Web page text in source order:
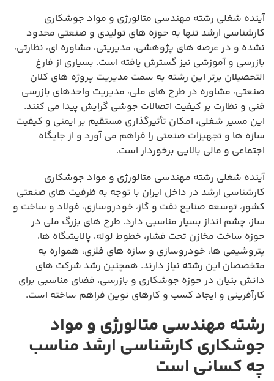
آینده شغلی رشته مهندسی متالورژی و مواد جوشکاری
کارشناسی ارشد تنها به حوزه های تولیدی و صنعتی محدود
نشده و در عرصه های پژوهشی، مدیریتی، مشاوره ای، نظارتی،
بازرسی و آموزشی نیز گسترش یافته است. بسیاری از فارغ
التحصیلان برتر این رشته به سمت مدیریت پروژه های کلان
صنعتی، مشاوره در طرح های ملی، مدیریت واحدهای بازرسی
فنی و نظارت بر کیفیت اتصالات جوشی گرایش پیدا می کنند.
این مسیر شغلی، امکان تأثیرگذاری مستقیم بر ایمنی و کیفیت
سازه ها و تجهیزات صنعتی را فراهم می آورد و از جایگاه
اجتماعی و مالی بالایی برخوردار است.
آینده شغلی رشته مهندسی متالورژی و مواد جوشکاری
کارشناسی ارشد در داخل ایران با توجه به ظرفیت های صنعتی
کشور، توسعه صنایع نفت و گاز، خودروسازی، فولاد و ساخت و
ساز، چشم انداز بسیار مناسبی دارد. طرح های بزرگ ملی در
حوزه ساخت مخازن تحت فشار، خطوط لوله، پالایشگاه ها،
پتروشیمی ها، خودروسازی و سازه های فلزی، همواره به
متخصصان این رشته نیاز دارند. همچنین رشد شرکت های
دانش بنیان در حوزه جوشکاری و بازرسی، فضای مناسبی برای
کارآفرینی و ایجاد کسب و کارهای نوین فراهم ساخته است.
رشته مهندسی متالورژی و مواد
جوشکاری کارشناسی ارشد مناسب
چه کسانی است